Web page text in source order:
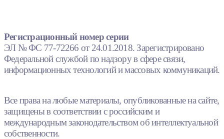
Регистрационный номер серии
ЭЛ № ФС 77-72266 от 24.01.2018. Зарегистрировано
Федеральной службой по надзору в сфере связи,
информационных технологий и массовых коммуникаций.
Все права на любые материалы, опубликованные на сайте,
защищены в соответствии с российским и
международным законодательством об интеллектуальной
собственности.